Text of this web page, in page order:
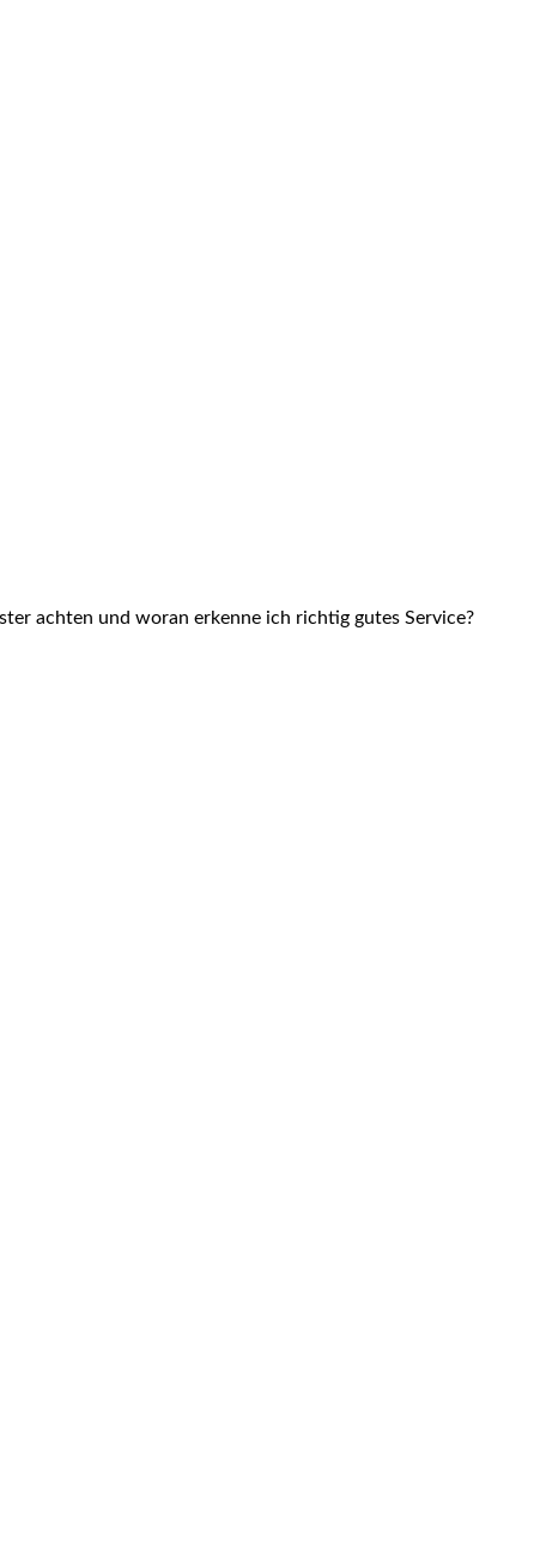
achten und woran erkenne ich richtig gutes Service?